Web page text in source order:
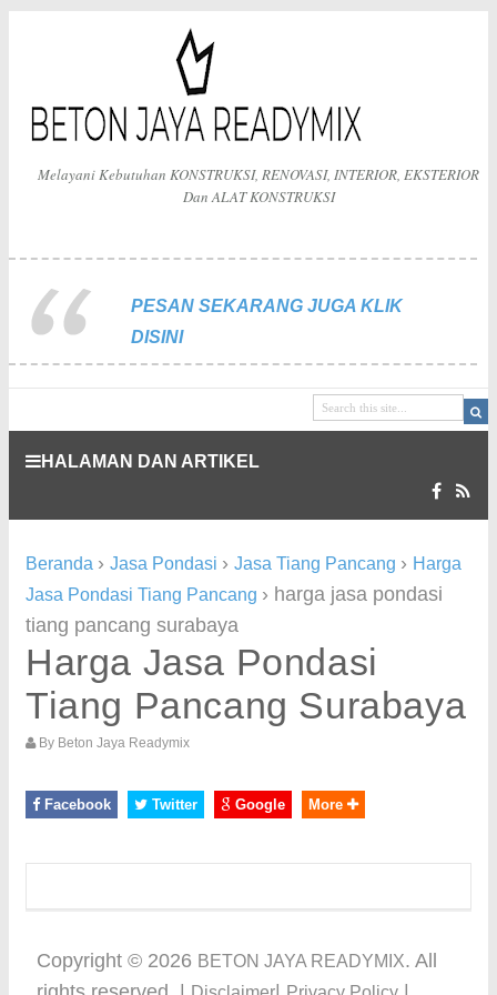
Melayani Kebutuhan KONSTRUKSI, RENOVASI, INTERIOR, EKSTERIOR
Dan ALAT KONSTRUKSI
PESAN SEKARANG JUGA KLIK
DISINI
HALAMAN DAN ARTIKEL
Beranda › Jasa Pondasi › Jasa Tiang Pancang › Harga
Jasa Pondasi Tiang Pancang › harga jasa pondasi
tiang pancang surabaya
Harga Jasa Pondasi
Tiang Pancang Surabaya
By Beton Jaya Readymix
Facebook Twitter Google More
Copyright © 2026 BETON JAYA READYMIX. All